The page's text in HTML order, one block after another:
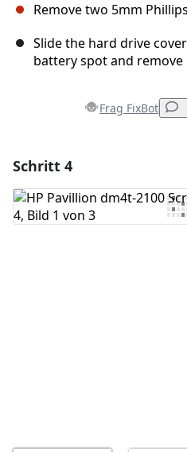
Remove two 5mm
Slide the hard drive
battery spot and remove
Frag FixBot
Kommentar
Schritt 4